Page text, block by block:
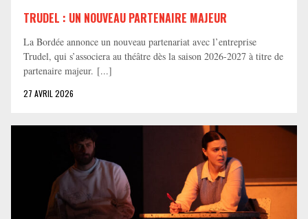
TRUDEL : UN NOUVEAU PARTENAIRE MAJEUR
La Bordée annonce un nouveau partenariat avec l’entreprise
Trudel, qui s’associera au théâtre dès la saison 2026-2027 à titre de
partenaire majeur. [...]
27 AVRIL 2026